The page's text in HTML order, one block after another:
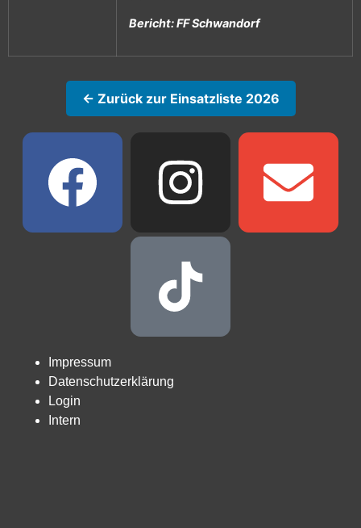
Bericht: FF Schwandorf
← Zurück zur Einsatzliste 2026
Impressum
Datenschutzerklärung
Login
Intern